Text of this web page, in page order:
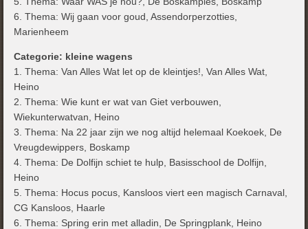
6. Thema: Wij gaan voor goud, Assendorperzotties,
Marienheem
Categorie: kleine wagens
1. Thema: Van Alles Wat let op de kleintjes!, Van Alles Wat,
Heino
2. Thema: Wie kunt er wat van Giet verbouwen,
Wiekunterwatvan, Heino
3. Thema: Na 22 jaar zijn we nog altijd helemaal Koekoek, De
Vreugdewippers, Boskamp
4. Thema: De Dolfijn schiet te hulp, Basisschool de Dolfijn,
Heino
5. Thema: Hocus pocus, Kansloos viert een magisch Carnaval,
CG Kansloos, Haarle
6. Thema: Spring erin met alladin, De Springplank, Heino